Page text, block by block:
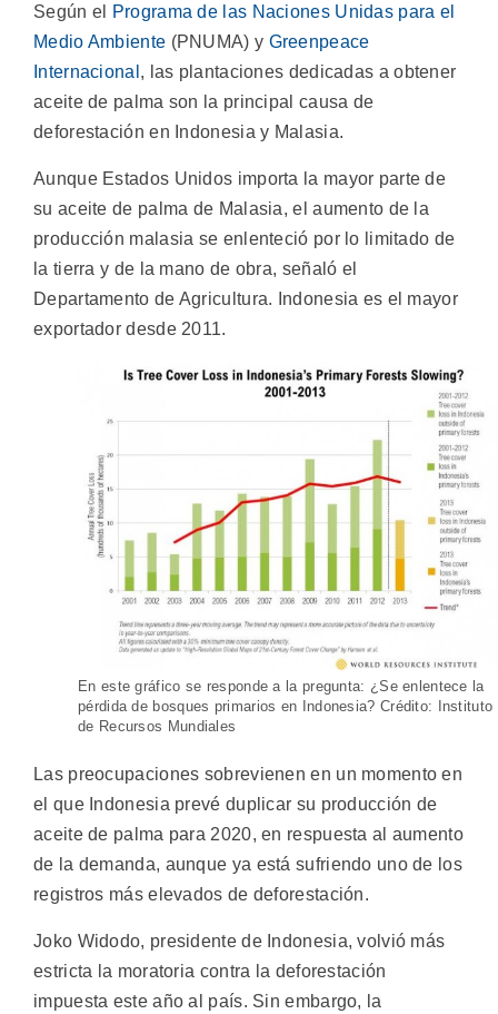
Según el
Programa de las Naciones Unidas para el
Medio Ambiente (PNUMA) y Greenpeace
Internacional , las plantaciones dedicadas a obtener
aceite de palma son la principal causa de
deforestación en Indonesia y Malasia.
Aunque Estados Unidos importa la mayor parte de
su aceite de palma de Malasia, el aumento de la
producción malasia se enlenteció por lo limitado de
la tierra y de la mano de obra, señaló el
Departamento de Agricultura. Indonesia es el mayor
exportador desde 2011.
En este gráfico se responde a la pregunta: ¿Se enlentece la
pérdida de bosques primarios en Indonesia? Crédito: Instituto
de Recursos Mundiales
Las preocupaciones sobrevienen en un momento en
el que Indonesia prevé duplicar su producción de
aceite de palma para 2020, en respuesta al aumento
de la demanda, aunque ya está sufriendo uno de los
registros más elevados de deforestación.
Joko Widodo, presidente de Indonesia, volvió más
estricta la moratoria contra la deforestación
impuesta este año al país. Sin embargo, la